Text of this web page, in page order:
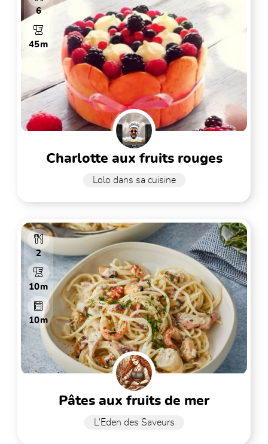
6
45m
charlotte aux fruits rouges
Lolo dans sa cuisine
2
10m
10m
pâtes aux fruits de mer
L'Eden des Saveurs